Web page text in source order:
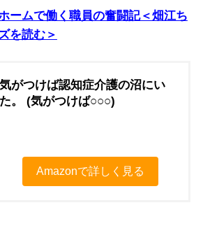
ームで働く職員の奮闘記＜畑江ち
を読む＞
気がつけば認知症介護の沼にい
た。 (気がつけば○○○)
Amazonで詳しく見る